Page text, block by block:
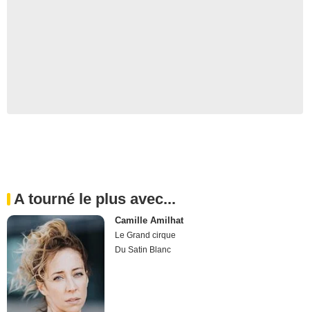
A tourné le plus avec...
Camille Amilhat
Le Grand cirque
Du Satin Blanc